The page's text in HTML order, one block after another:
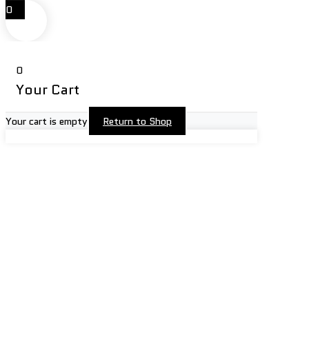
0
0
Your Cart
Your cart is empty Return to Shop